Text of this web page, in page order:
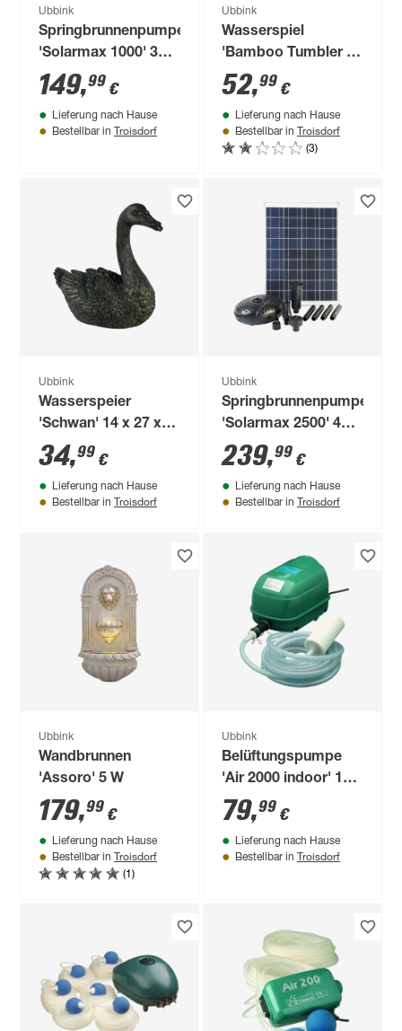
Ubbink
Springbrunnenpumpe
'Solarmax 1000' 35 x
2,5 x 51,8 cm
149,99 €
Lieferung nach Hause
Bestellbar in Troisdorf
Ubbink
Wasserspiel
'Bamboo Tumbler II'
40 x 8 x 70 cm
52,99 €
Lieferung nach Hause
Bestellbar in Troisdorf
(3)
Ubbink
Wasserspeier
'Schwan' 14 x 27 x
27 cm
34,99 €
Lieferung nach Hause
Bestellbar in Troisdorf
Ubbink
Springbrunnenpumpe
'Solarmax 2500' 46 x
2,5 x 62 cm
239,99 €
Lieferung nach Hause
Bestellbar in Troisdorf
Ubbink
Wandbrunnen
'Assoro' 5 W
179,99 €
Lieferung nach Hause
Bestellbar in Troisdorf
(1)
Ubbink
Belüftungspumpe
'Air 2000 indoor' 14
W
79,99 €
Lieferung nach Hause
Bestellbar in Troisdorf